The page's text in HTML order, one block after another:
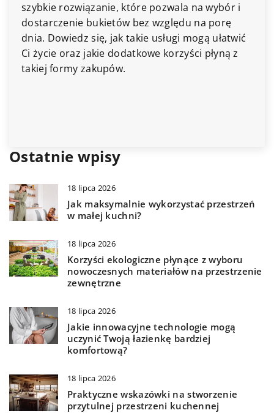
rozwiązanie, które pozwala na wybór i
bukietów bez względu na porę
się, jak takie usługi mogą ułatwić
oraz jakie dodatkowe korzyści płyną z
zakupów.
Jak
mogą
Ostatnie wpisy
18 lipca 2026
Jak maksymalnie wykorzystać przestrzeń
w małej kuchni?
18 lipca 2026
Korzyści ekologiczne płynące z wyboru
nowoczesnych materiałów na przestrzenie
zewnętrzne
18 lipca 2026
Jakie innowacyjne technologie mogą
uczynić Twoją łazienkę bardziej
komfortową?
18 lipca 2026
Praktyczne wskazówki na stworzenie
przytulnej przestrzeni kuchennej